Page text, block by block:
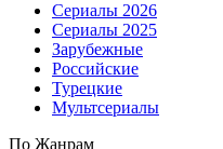
Сериалы 2026
Сериалы 2025
Зарубежные
Российские
Турецкие
Мультсериалы
По Жанрам